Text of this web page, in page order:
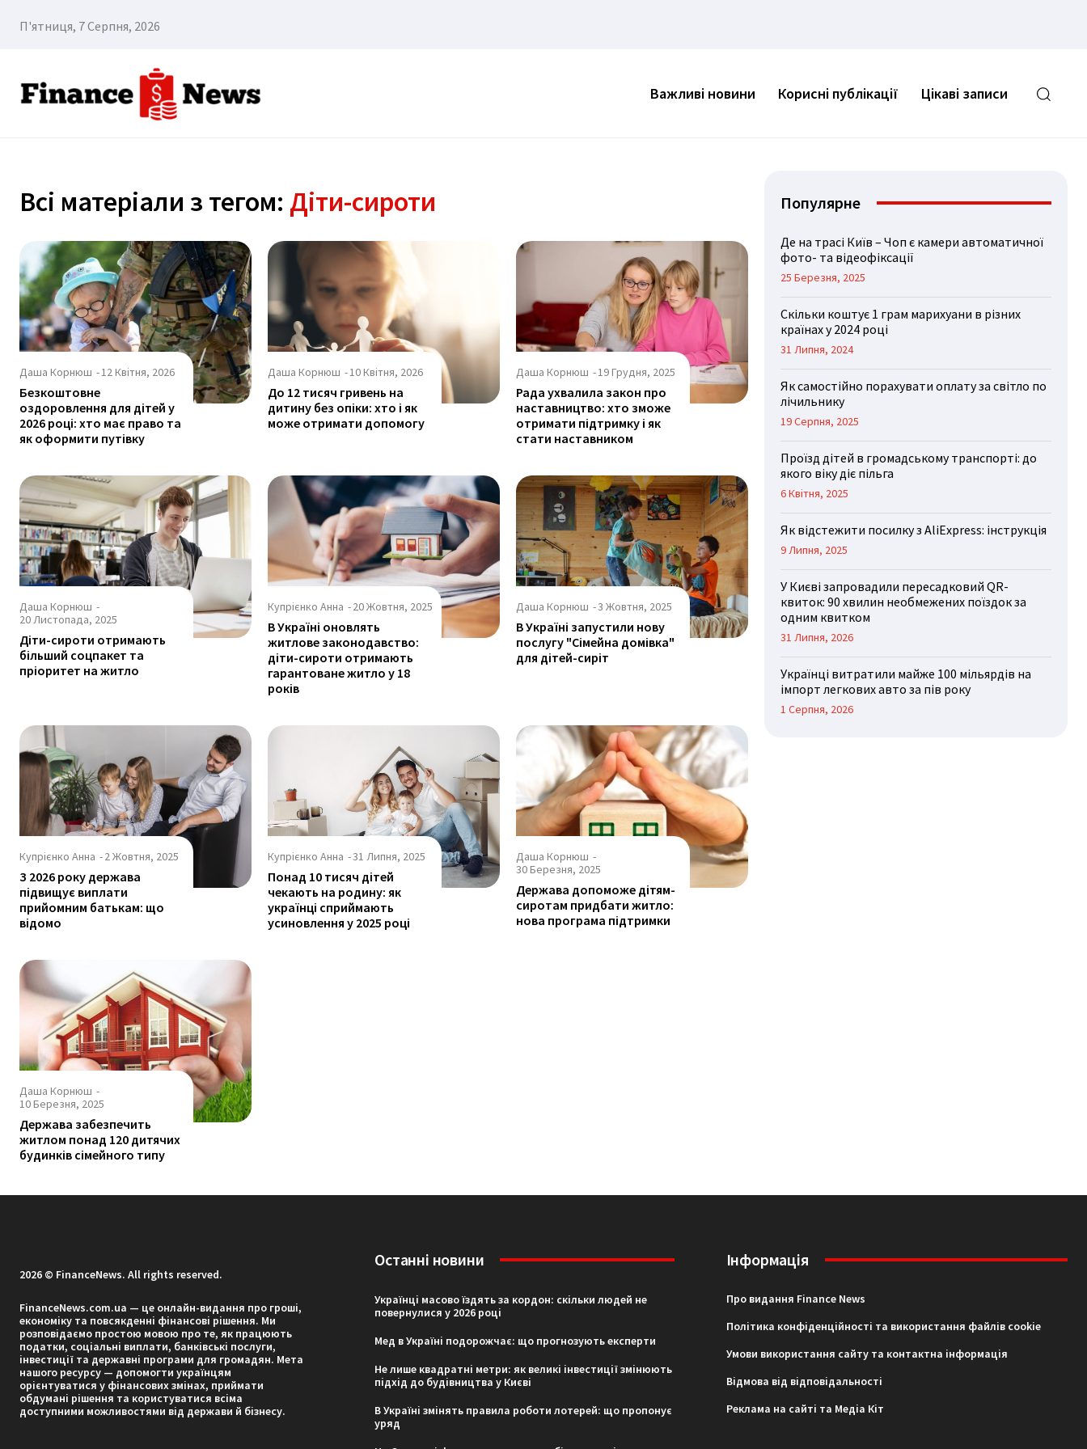
П'ятниця, 7 Серпня, 2026
Важливі новини Корисні публікації Цікаві записи
Всі матеріали з тегом: Діти-сироти
Даша Корнюш -12 Квітня, 2026
Безкоштовне
оздоровлення для дітей у
2026 році: хто має право та
як оформити путівку
Даша Корнюш -10 Квітня, 2026
До 12 тисяч гривень на
дитину без опіки: хто і як
може отримати допомогу
Даша Корнюш -19 Грудня, 2025
Рада ухвалила закон про
наставництво: хто зможе
отримати підтримку і як
стати наставником
Даша Корнюш -
20 Листопада, 2025
Діти-сироти отримають
більший соцпакет та
пріоритет на житло
Купрієнко Анна -20 Жовтня, 2025
В Україні оновлять
житлове законодавство:
діти-сироти отримають
гарантоване житло у 18
років
Даша Корнюш -3 Жовтня, 2025
В Україні запустили нову
послугу "Сімейна домівка"
для дітей-сиріт
Купрієнко Анна -2 Жовтня, 2025
З 2026 року держава
підвищує виплати
прийомним батькам: що
відомо
Купрієнко Анна -31 Липня, 2025
Понад 10 тисяч дітей
чекають на родину: як
українці сприймають
усиновлення у 2025 році
Даша Корнюш -
30 Березня, 2025
Держава допоможе дітям-
сиротам придбати житло:
нова програма підтримки
Даша Корнюш -
10 Березня, 2025
Держава забезпечить
житлом понад 120 дитячих
будинків сімейного типу
Популярне
Де на трасі Київ – Чоп є камери автоматичної
фото- та відеофіксації
25 Березня, 2025
Скільки коштує 1 грам марихуани в різних
країнах у 2024 році
31 Липня, 2024
Як самостійно порахувати оплату за світло по
лічильнику
19 Серпня, 2025
Проїзд дітей в громадському транспорті: до
якого віку діє пільга
6 Квітня, 2025
Як відстежити посилку з AliExpress: інструкція
9 Липня, 2025
У Києві запровадили пересадковий QR-
квиток: 90 хвилин необмежених поїздок за
одним квитком
31 Липня, 2026
Українці витратили майже 100 мільярдів на
імпорт легкових авто за пів року
1 Серпня, 2026
2026 © FinanceNews. All rights reserved.
FinanceNews.com.ua — це онлайн-видання про гроші,
економіку та повсякденні фінансові рішення. Ми
розповідаємо простою мовою про те, як працюють
податки, соціальні виплати, банківські послуги,
інвестиції та державні програми для громадян. Мета
нашого ресурсу — допомогти українцям
орієнтуватися у фінансових змінах, приймати
обдумані рішення та користуватися всіма
доступними можливостями від держави й бізнесу.
Останні новини
Українці масово їздять за кордон: скільки людей не
повернулися у 2026 році
Мед в Україні подорожчає: що прогнозують експерти
Не лише квадратні метри: як великі інвестиції змінюють
підхід до будівництва у Києві
В Україні змінять правила роботи лотерей: що пропонує
уряд
Інформація
Про видання Finance News
Політика конфіденційності та використання файлів cookie
Умови використання сайту та контактна інформація
Відмова від відповідальності
Реклама на сайті та Медіа Кіт